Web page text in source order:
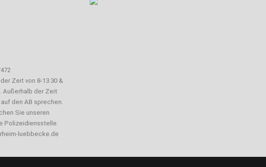
Zeit von 8-13.30 &
Außerhalb der Zeit
den AB sprechen.
Sie unseren
Polizeidiensstelle.
luebbecke.de